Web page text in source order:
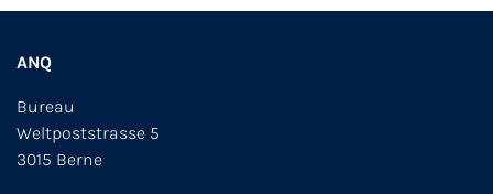
ANQ
Bureau
Weltpoststrasse 5
3015 Berne